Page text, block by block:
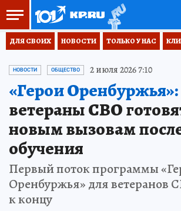
ДЛЯ СВОИХ НОВОСТИ ТОЛЬКО У НАС
НОВОСТИ ОБЩЕСТВО 2 июля 2026 7:10
«Герои Оренбуржья»:
ветераны СВО
новым вызовам
обучения
Первый поток программы
Оренбуржья» для ветеранов
к концу